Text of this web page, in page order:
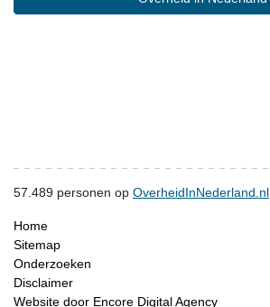
57.489 personen op OverheidInNederland.nl
Home
Sitemap
Onderzoeken
Disclaimer
Website door Encore Digital Agency